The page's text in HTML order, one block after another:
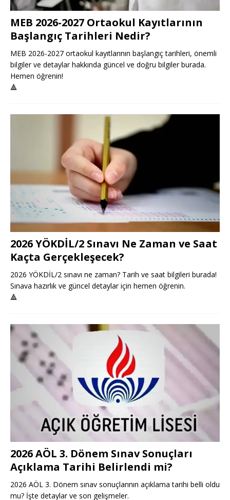
MEB 2026-2027 Ortaokul Kayıtlarının
Başlangıç Tarihleri Nedir?
MEB 2026-2027 ortaokul kayıtlarının başlangıç tarihleri, önemli
bilgiler ve detaylar hakkında güncel ve doğru bilgiler burada.
Hemen öğrenin!
🔺
2026 YÖKDİL/2 Sınavı Ne Zaman ve Saat
Kaçta Gerçekleşecek?
2026 YÖKDİL/2 sınavı ne zaman? Tarih ve saat bilgileri burada!
Sınava hazırlık ve güncel detaylar için hemen öğrenin.
🔺
2026 AÖL 3. Dönem Sınav Sonuçları
Açıklama Tarihi Belirlendi mi?
2026 AÖL 3. Dönem sınav sonuçlarının açıklama tarihi belli oldu
mu? İşte detaylar ve son gelişmeler.